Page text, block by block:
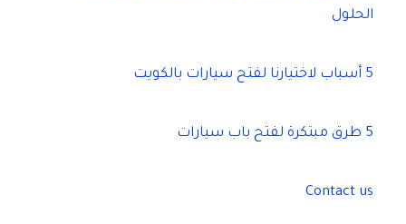
الحلول
5 أسباب لاختيارنا لفتح سيارات بالكويت
5 طرق مبتكرة لفتح باب سيارات
Contact us